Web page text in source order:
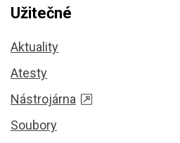
Užitečné
Aktuality
Atesty
Nástrojárna
Soubory